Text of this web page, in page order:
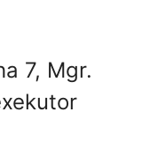
7, Mgr.